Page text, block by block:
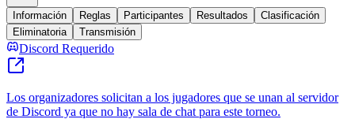
Información Reglas Participantes Resultados
Clasificación
Eliminatoria
Transmisión
Discord Requerido
Los organizadores solicitan a los jugadores que se unan al servidor
de Discord ya que no hay sala de chat para este torneo.